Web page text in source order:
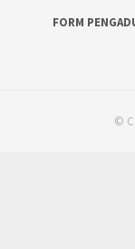
FORM
©